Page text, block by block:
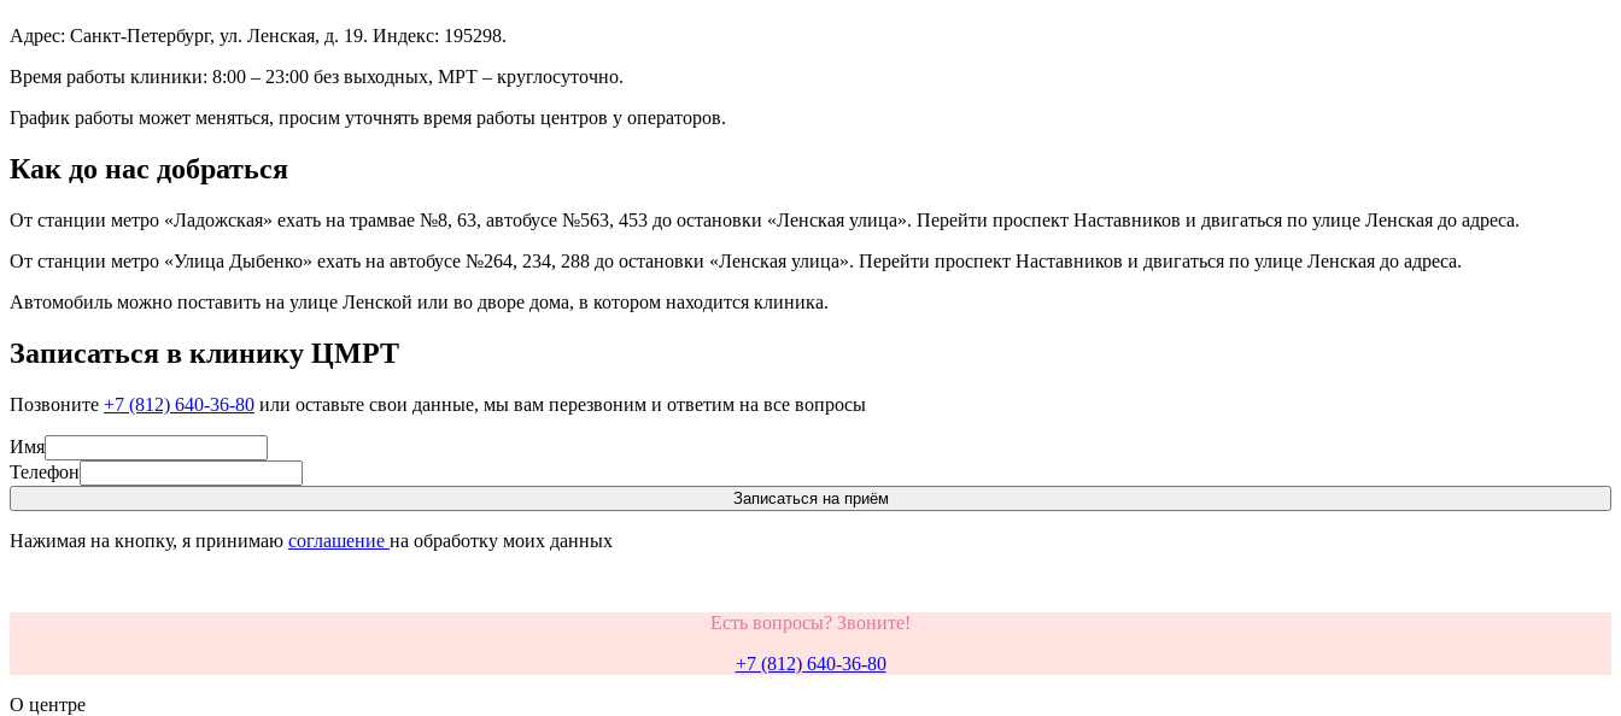
Адрес: Санкт-Петербург, ул. Ленская, д. 19. Индекс: 195298.
Время работы клиники: 8:00 – 23:00 без выходных, МРТ – круглосуточно.
График работы может меняться, просим уточнять время работы центров у операторов.
Как до нас добраться
От станции метро «Ладожская» ехать на трамвае №8, 63, автобусе №563, 453 до остановки «Ленская улица». Перейти проспект Наставников и двигаться по улице Ленская до адреса.
От станции метро «Улица Дыбенко» ехать на автобусе №264, 234, 288 до остановки «Ленская улица». Перейти проспект Наставников и двигаться по улице Ленская до адреса.
Автомобиль можно поставить на улице Ленской или во дворе дома, в котором находится клиника.
Записаться в клинику ЦМРТ
Позвоните +7 (812) 640-36-80 или оставьте свои данные, мы вам перезвоним и ответим на все вопросы
Имя
Телефон
Записаться на приём
Нажимая на кнопку, я принимаю соглашение на обработку моих данных
Есть вопросы? Звоните!
+7 (812) 640-36-80
О центре